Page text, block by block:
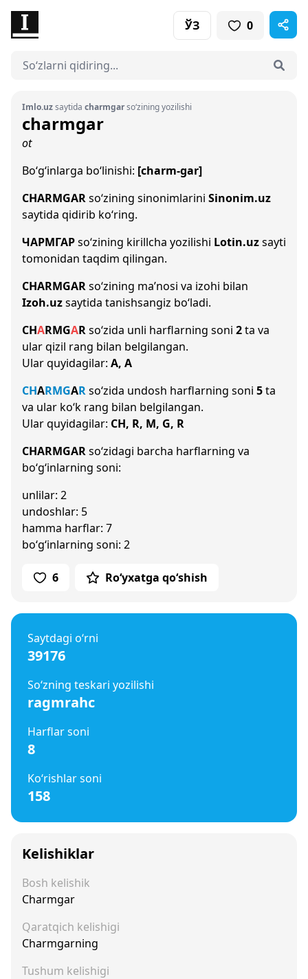
ЎЗ 0
Imlo.uzsaytida charmgarso‘zining yozilishi
charmgar
ot
Bo‘g‘inlarga bo‘linishi: [charm-gar]
CHARMGARso‘zining sinonimlarini Sinonim.uz
saytida qidirib ko‘ring.
ЧАРМГАРso‘zining kirillcha yozilishi Lotin.uzsayti
tomonidan taqdim qilingan.
CHARMGARso‘zining ma’nosi va izohi bilan
Izoh.uzsaytida tanishsangiz bo‘ladi.
CHARMGARso‘zida unli harflarning soni 2ta va
ular qizil rang bilan belgilangan.
Ular quyidagilar: A, A
CHARMGARso‘zida undosh harflarning soni 5ta
va ular ko‘k rang bilan belgilangan.
Ular quyidagilar: CH, R, M, G, R
CHARMGARso‘zidagi barcha harflarning va
bo‘g‘inlarning soni:
unlilar: 2
undoshlar: 5
hamma harflar: 7
bo‘g‘inlarning soni: 2
6 Ro‘yxatga qo‘shish
Saytdagi o‘rni
39176
So‘zning teskari yozilishi
ragmrahc
Harflar soni
8
Ko‘rishlar soni
158
Kelishiklar
Bosh kelishik
Charmgar
Qaratqich kelishigi
Charmgarning
Tushum kelishigi